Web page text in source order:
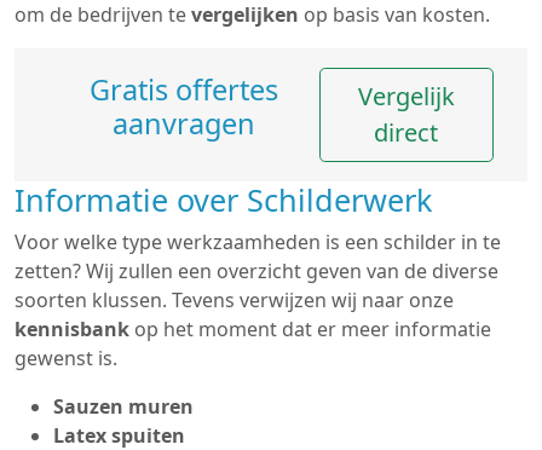
om de bedrijven tevergelijken op basis van kosten.
Gratis offertes
aanvragen
Vergelijk
direct
Informatie over Schilderwerk
Voor welke type werkzaamheden is een schilder in te
zetten? Wij zullen een overzicht geven van de diverse
soorten klussen. Tevens verwijzen wij naar onze
kennisbank op het moment dat er meer informatie
gewenst is.
Sauzen muren
Latex spuiten